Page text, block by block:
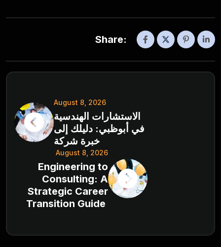
Share:
August 8, 2026
الاستشارات الهندسية
في أبوظبي: دليلك إلى
خبرة شركة
August 8, 2026
Engineering to
Consulting: A
Strategic Career
Transition Guide